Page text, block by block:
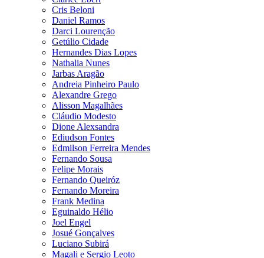
Cris Beloni
Daniel Ramos
Darci Lourenção
Getúlio Cidade
Hernandes Dias Lopes
Nathalia Nunes
Jarbas Aragão
Andreia Pinheiro Paulo
Alexandre Grego
Alisson Magalhães
Cláudio Modesto
Dione Alexsandra
Ediudson Fontes
Edmilson Ferreira Mendes
Fernando Sousa
Felipe Morais
Fernando Queiróz
Fernando Moreira
Frank Medina
Eguinaldo Hélio
Joel Engel
Josué Gonçalves
Luciano Subirá
Magali e Sergio Leoto